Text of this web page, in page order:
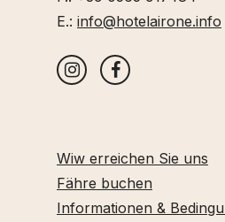
E.: info@hotelairone.info
Wiw erreichen Sie uns
Fähre buchen
Informationen &